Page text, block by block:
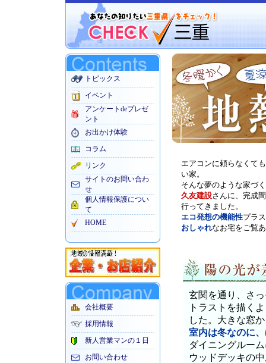
トピックス
イベント
アンケートdeプレゼ
ント
お出かけ体験
コラム
リンク
サイトのお問い合わ
せ
個人情報保護につい
て
HOME
会社概要
採用情報
新人営業マンの１日
お問い合わせ
エアコンに頼らなくて
い家。
そんな夢のような家づ
久友建設さんに、完成
行ってきました。
エコ発想の機能性プラ
おしゃれなお宅をご覧
玄関を通り、さ
トラストを描く
した。大きな窓
室内は冬なのに
ダイニングルー
ウッドデッキの